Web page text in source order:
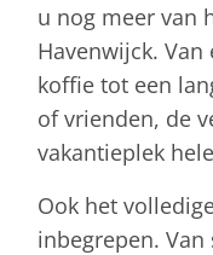
u nog meer van
Havenwijck.
koffie tot een
of vrienden, de
vakantieplek
Ook het
inbegrepen. Van